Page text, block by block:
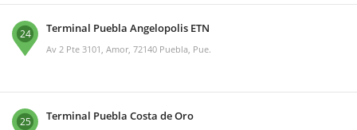
24 Terminal Puebla Angelopolis ETN
Av 2 Pte 3101, Amor, 72140 Puebla, Pue.
25 Terminal Puebla Costa de Oro